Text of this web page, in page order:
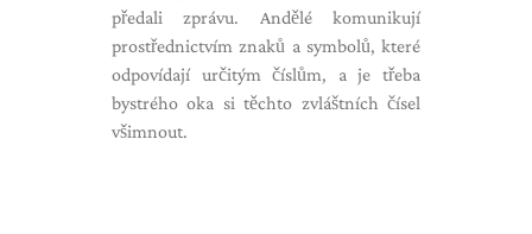
předali zprávu. Andělé komunikují
prostřednictvím znaků a symbolů, které
odpovídají určitým číslům, a je třeba
bystrého oka si těchto zvláštních čísel
všimnout.